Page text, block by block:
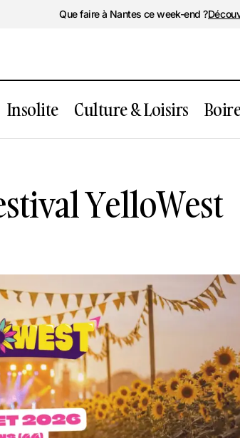
Que faire à Nantes ce week-end ?
Insolite Culture & Loisirs
YelloWest